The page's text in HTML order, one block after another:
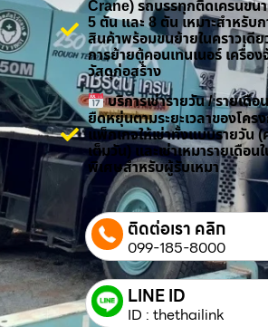
Crane) รถบรรทุกติดเครนขน
5 ตัน และ 8 ตัน เหมาะสำหรับ
สินค้าพร้อมขนย้ายในคราวเดีย
การย้ายตู้คอนเทนเนอร์ เครื่อ
วัสดุก่อสร้าง
บริการเช่ารายวัน / รายเดือ
ยืดหยุ่นตามระยะเวลาของโคร
แพ็กเกจให้เช่าทั้งแบบรายวัน (
เต็มวัน) และเช่าเหมารายเดือน
พิเศษสำหรับผู้รับเหมา
ติดต่อเรา คลิก
099-185-8000
LINE ID
ID : thethailink